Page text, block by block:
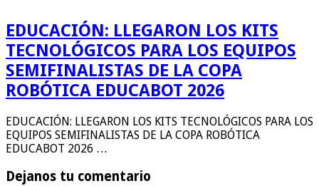
EDUCACIÓN: LLEGARON LOS KITS
TECNOLÓGICOS PARA LOS EQUIPOS
SEMIFINALISTAS DE LA COPA
ROBÓTICA EDUCABOT 2026
EDUCACIÓN: LLEGARON LOS KITS TECNOLÓGICOS PARA LOS
EQUIPOS SEMIFINALISTAS DE LA COPA ROBÓTICA
EDUCABOT 2026 …
Dejanos tu comentario